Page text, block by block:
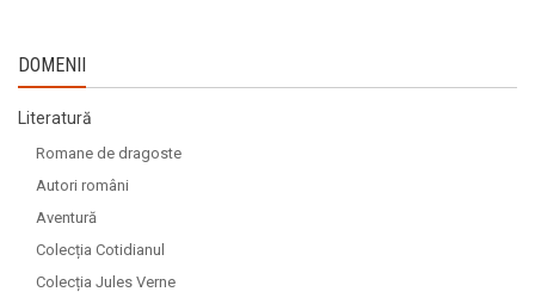
DOMENII
Literatură
Romane de dragoste
Autori români
Aventură
Colecția Cotidianul
Colecția Jules Verne